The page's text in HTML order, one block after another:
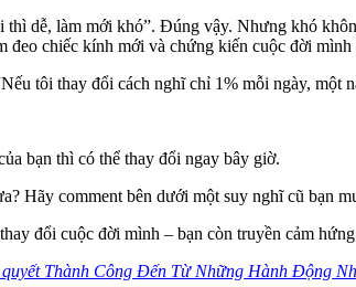
dễ, làm mới khó”. Đúng vậy. Nhưng khó
đeo chiếc kính mới và chứng kiến cuộc đời mình
tôi thay đổi cách nghĩ chỉ 1% mỗi ngày, một
bạn thì có thể thay đổi ngay bây giờ.
Hãy comment bên dưới một suy nghĩ cũ bạn
đổi cuộc đời mình – bạn còn truyền cảm
Thành Công Đến Từ Những Hành Động